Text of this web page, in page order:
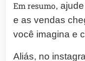
Em resumo,
e as vendas
você imagina e
Aliás, no